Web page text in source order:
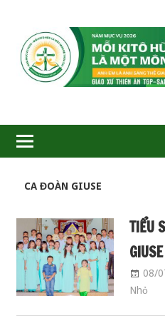
CA ĐOÀN GIUSE
TIỂU
08/
Nhỏ